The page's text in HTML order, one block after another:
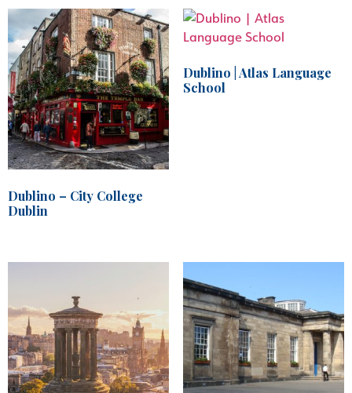
Dublino – City College
Dublin
Dublino | Atlas Language
School